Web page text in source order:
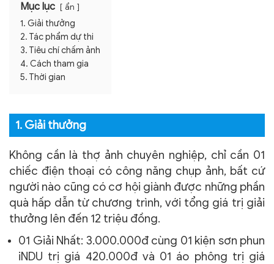
Mục lục ẩn
1. Giải thưởng
2. Tác phẩm dự thi
3. Tiêu chí chấm ảnh
4. Cách tham gia
5. Thời gian
1. Giải thưởng
Không cần là thợ ảnh chuyên nghiệp, chỉ cần 01
chiếc điện thoại có công năng chụp ảnh, bất cứ
người nào cũng có cơ hội giành được những phần
quà hấp dẫn từ chương trình, với tổng giá trị giải
thưởng lên đến 12 triệu đồng.
01 Giải Nhất: 3.000.000đ cùng 01 kiện sơn phun
iNDU trị giá 420.000đ và 01 áo phông trị giá